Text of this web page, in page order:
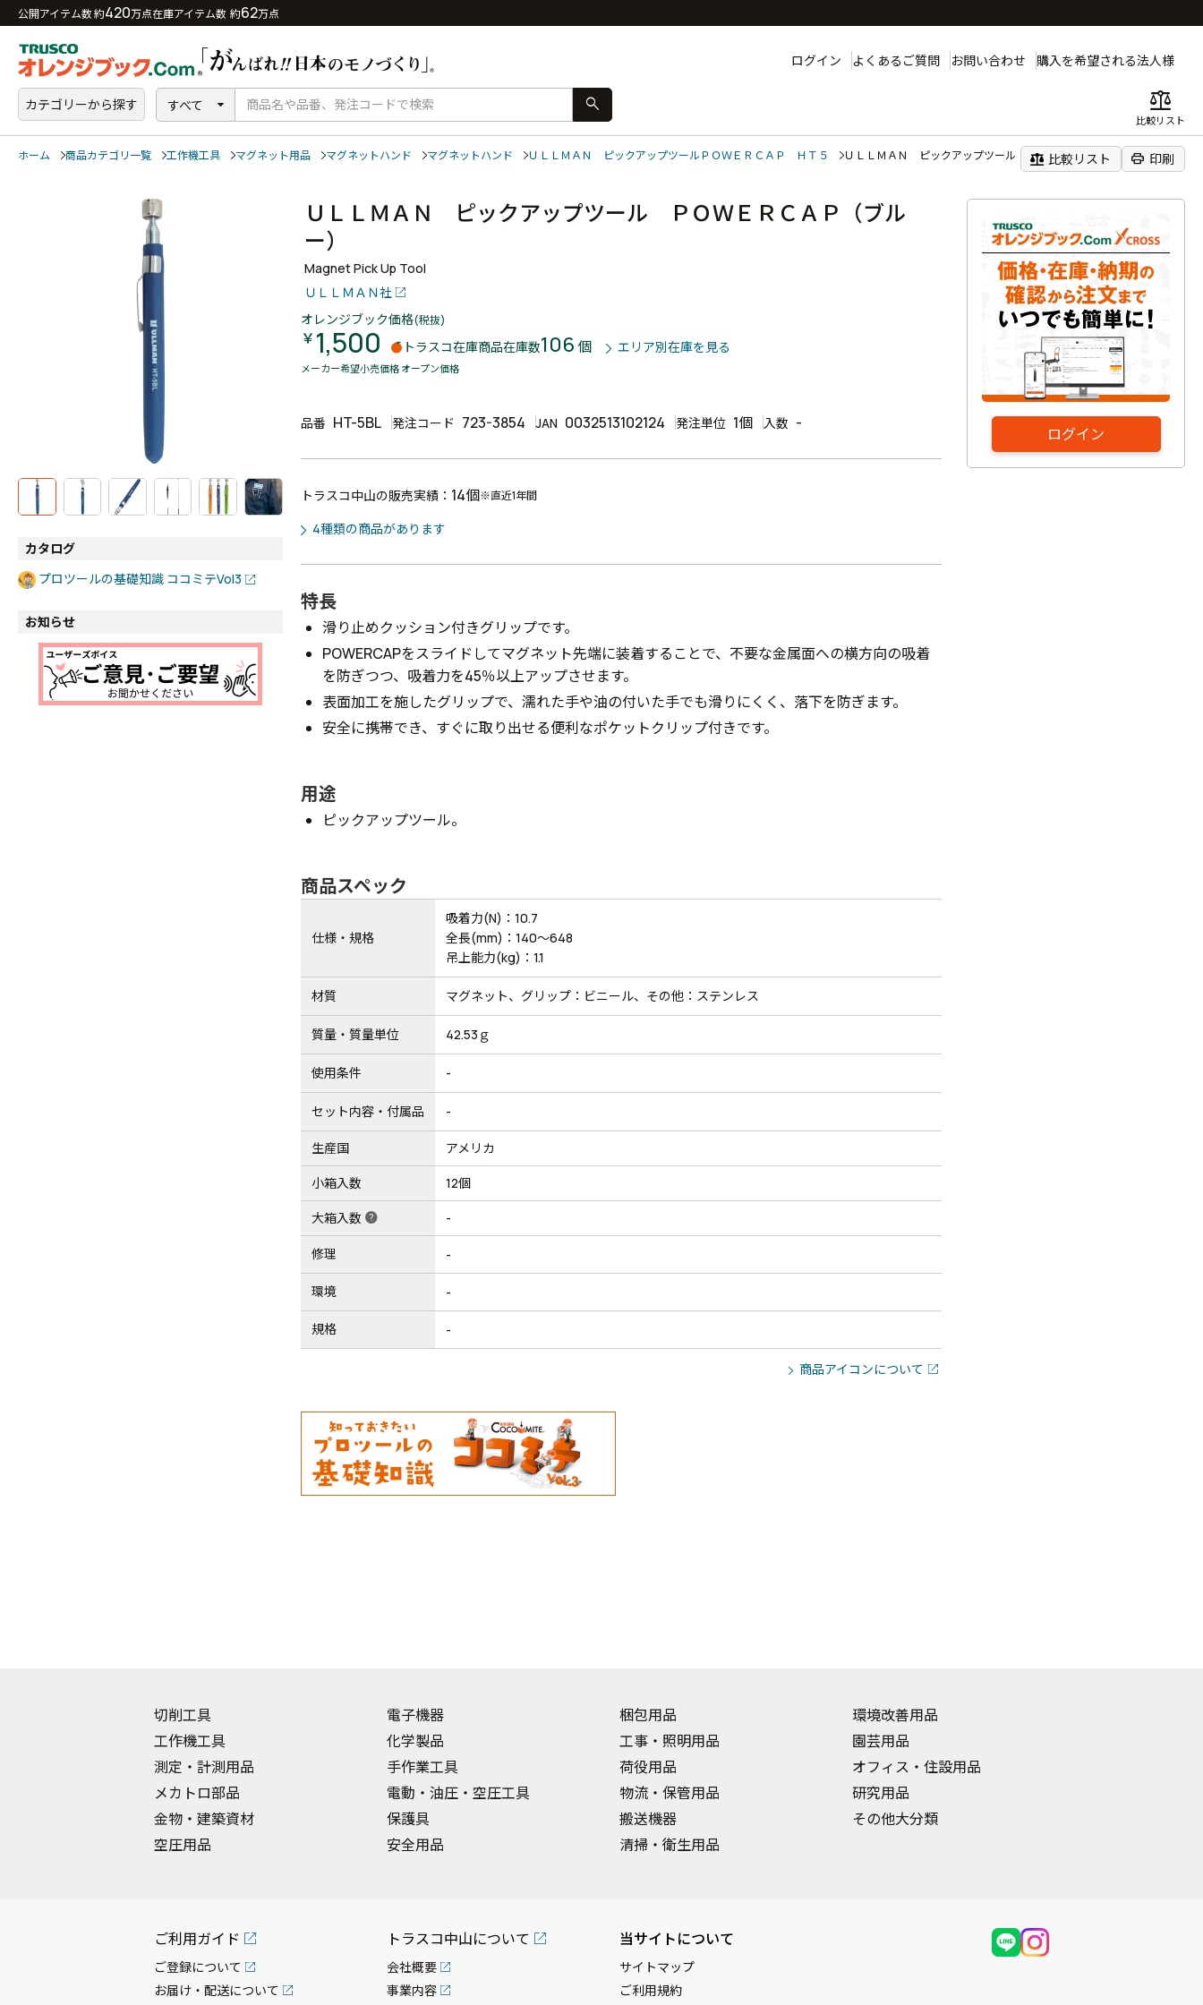
公開アイテム数 約420万点在庫アイテム数 約62万点
ログイン よくあるご質問 お問い合わせ 購入を希望される法人様
カテゴリーから探す すべて search balance
比較リスト
ホーム 商品カテゴリ一覧 工作機工具 マグネット用品 マグネットハンド マグネットハンド ＵＬＬＭＡＮ ピックアップツールＰＯＷＥＲＣＡＰ ＨＴ５ ＵＬＬＭＡＮ ピックアップツール ＰＯＷＥＲＣＡＰ（ブルー）
balance 比較リスト print 印刷
ログイン
カタログ
プロツールの基礎知識 ココミテVol3
お知らせ
ＵＬＬＭＡＮ ピックアップツール ＰＯＷＥＲＣＡＰ（ブル
ー）
Magnet Pick Up Tool
ＵＬＬＭＡＮ社
オレンジブック価格(税抜)
￥ 1,500 トラスコ在庫商品在庫数106 個 エリア別在庫を見る
メーカー希望小売価格 オープン価格
品番 HT-5BL 発注コード 723-3854 JAN 0032513102124 発注単位 1個 入数 -
トラスコ中山の販売実績： 14個※直近1年間
4種類の商品があります
特長
滑り止めクッション付きグリップです。
POWERCAPをスライドしてマグネット先端に装着することで、不要な金属面への横方向の吸着
を防ぎつつ、吸着力を45％以上アップさせます。
表面加工を施したグリップで、濡れた手や油の付いた手でも滑りにくく、落下を防ぎます。
安全に携帯でき、すぐに取り出せる便利なポケットクリップ付きです。
用途
ピックアップツール。
商品スペック
仕様・規格
吸着力(N)：10.7
全長(mm)：140～648
吊上能力(kg)：1.1
材質 マグネット、グリップ：ビニール、その他：ステンレス
質量・質量単位 42.53ｇ
使用条件 -
セット内容・付属品 -
生産国 アメリカ
小箱入数 12個
大箱入数 help -
修理 -
環境 -
規格 -
商品アイコンについて
切削工具
工作機工具
測定・計測用品
メカトロ部品
金物・建築資材
空圧用品
電子機器
化学製品
手作業工具
電動・油圧・空圧工具
保護具
安全用品
梱包用品
工事・照明用品
荷役用品
物流・保管用品
搬送機器
清掃・衛生用品
環境改善用品
園芸用品
オフィス・住設用品
研究用品
その他大分類
ご利用ガイド
ご登録について
お届け・配送について
トラスコ中山について
会社概要
事業内容
当サイトについて
サイトマップ
ご利用規約